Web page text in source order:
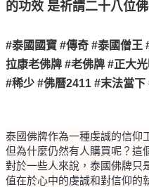
的功效 是祈請二十八位
#泰國國寶 #傳奇 #泰國僧王
拉康老佛牌 #老佛牌 #正大
#稀少 #佛曆2411 #末法當下
泰國佛牌作為一種虔誠的信仰
但為什麼仍然有人購買呢？這
對於一些人來說，泰國佛牌只
值在於心中的虔誠和對信仰的